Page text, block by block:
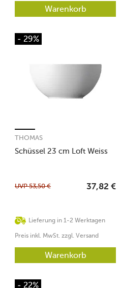
Warenkorb
- 29%
Schüssel 23 cm Loft Weiss
THOMAS
Lieferung in 1-2 Werktagen
UVP53,50 € 37,82 €
Preis inkl. MwSt. zzgl. Versand
Warenkorb
- 22%